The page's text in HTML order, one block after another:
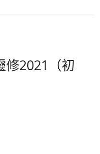
修2021（初